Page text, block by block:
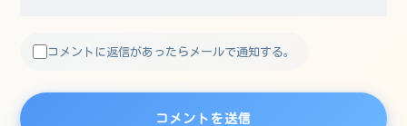
コメントに返信があったらメールで通知する。